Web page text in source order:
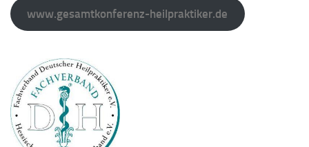
www.gesamtkonferenz-heilpraktiker.de